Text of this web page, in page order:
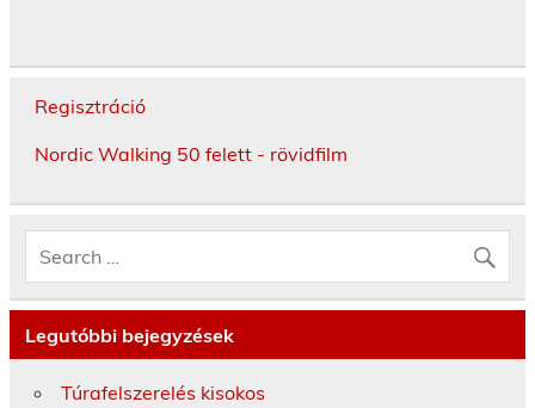
Regisztráció
Nordic Walking 50 felett - rövidfilm
Legutóbbi bejegyzések
Túrafelszerelés kisokos